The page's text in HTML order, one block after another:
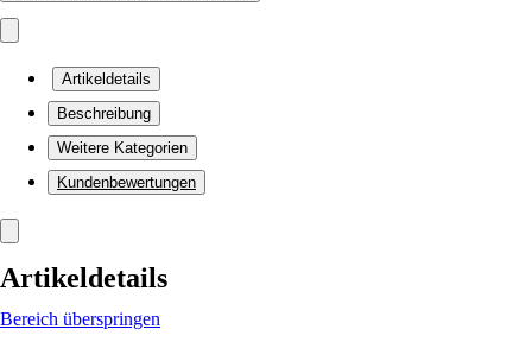
Artikeldetails
Beschreibung
Weitere Kategorien
Kundenbewertungen
Artikeldetails
Bereich überspringen